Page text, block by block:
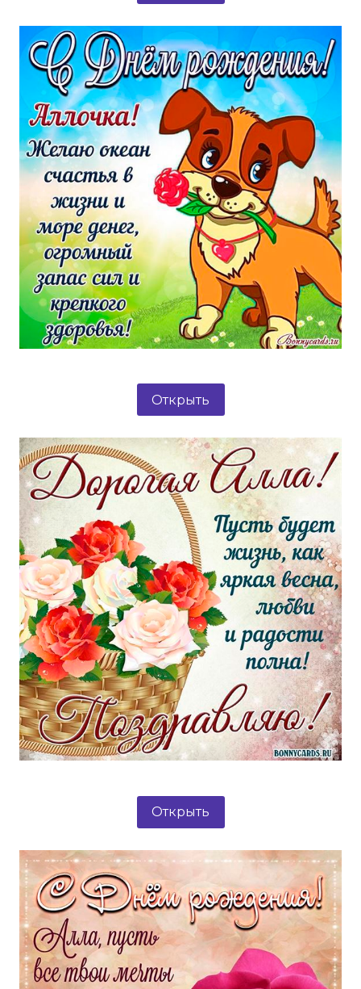
Открыть
Открыть